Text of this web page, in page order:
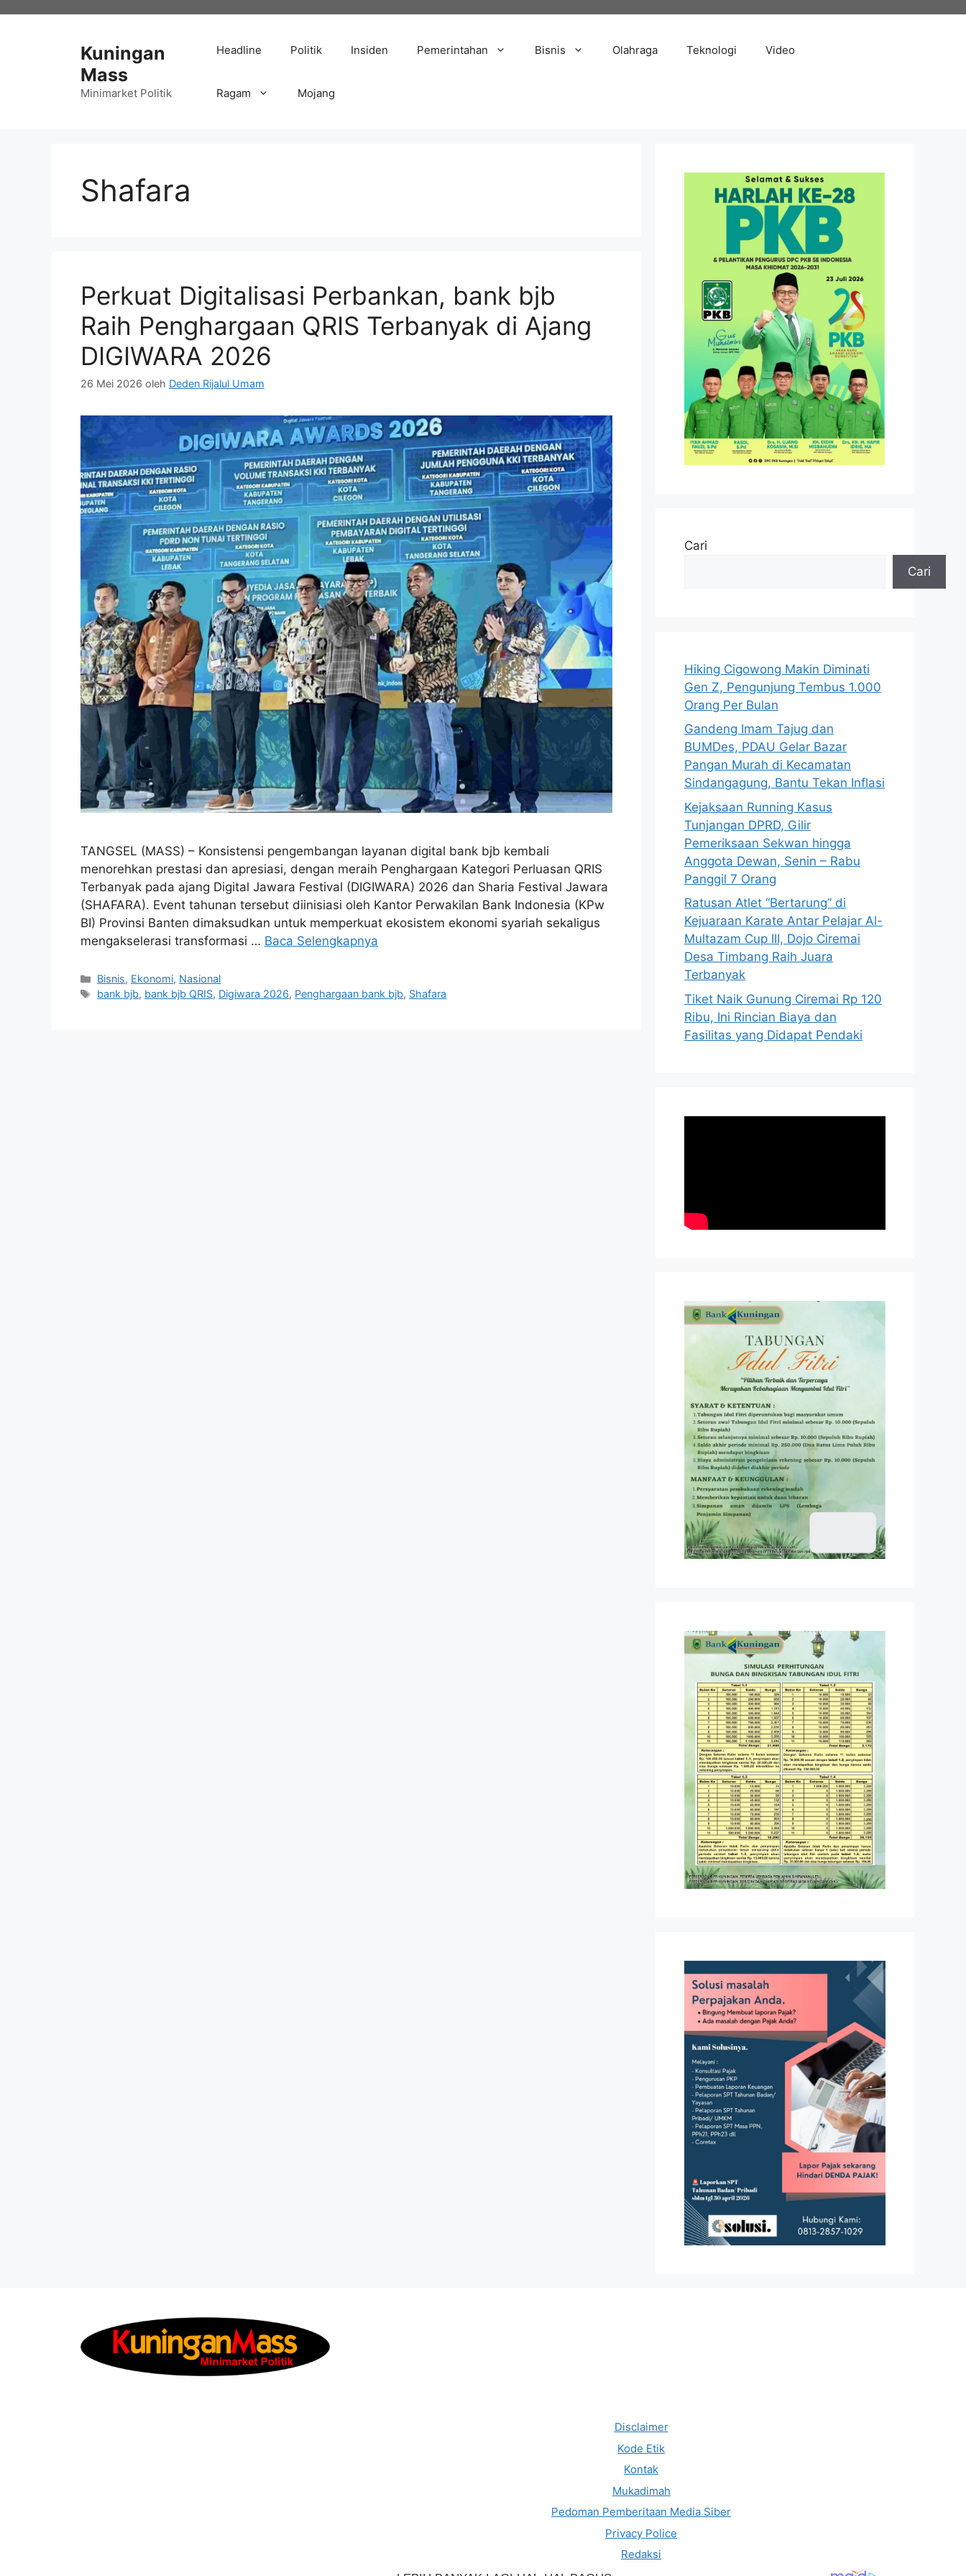
Kuningan
Mass
Minimarket Politik
Headline Politik Insiden Pemerintahan Bisnis Olahraga Teknologi Video
Ragam Mojang
Shafara
Perkuat Digitalisasi Perbankan, bank bjb
Raih Penghargaan QRIS Terbanyak di Ajang
DIGIWARA 2026
26 Mei 2026 oleh Deden Rijalul Umam
TANGSEL (MASS) – Konsistensi pengembangan layanan digital bank bjb kembali
menorehkan prestasi dan apresiasi, dengan meraih Penghargaan Kategori Perluasan QRIS
Terbanyak pada ajang Digital Jawara Festival (DIGIWARA) 2026 dan Sharia Festival Jawara
(SHAFARA). Event tahunan tersebut diinisiasi oleh Kantor Perwakilan Bank Indonesia (KPw
BI) Provinsi Banten dimaksudkan untuk memperkuat ekosistem ekonomi syariah sekaligus
mengakselerasi transformasi … Baca Selengkapnya
Kategori
Bisnis, Ekonomi, Nasional
Tag
bank bjb, bank bjb QRIS, Digiwara 2026, Penghargaan bank bjb, Shafara
Cari
Cari
Hiking Cigowong Makin Diminati
Gen Z, Pengunjung Tembus 1.000
Orang Per Bulan
Gandeng Imam Tajug dan
BUMDes, PDAU Gelar Bazar
Pangan Murah di Kecamatan
Sindangagung, Bantu Tekan Inflasi
Kejaksaan Running Kasus
Tunjangan DPRD, Gilir
Pemeriksaan Sekwan hingga
Anggota Dewan, Senin – Rabu
Panggil 7 Orang
Ratusan Atlet “Bertarung” di
Kejuaraan Karate Antar Pelajar Al-
Multazam Cup III, Dojo Ciremai
Desa Timbang Raih Juara
Terbanyak
Tiket Naik Gunung Ciremai Rp 120
Ribu, Ini Rincian Biaya dan
Fasilitas yang Didapat Pendaki
Disclaimer
Kode Etik
Kontak
Mukadimah
Pedoman Pemberitaan Media Siber
Privacy Police
Redaksi